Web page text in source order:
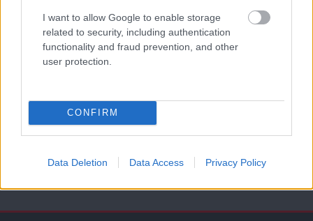
I want to allow Google to enable storage
related to security, including authentication
functionality and fraud prevention, and other
user protection.
CONFIRM
Data Deletion Data Access Privacy Policy
Meccs Center